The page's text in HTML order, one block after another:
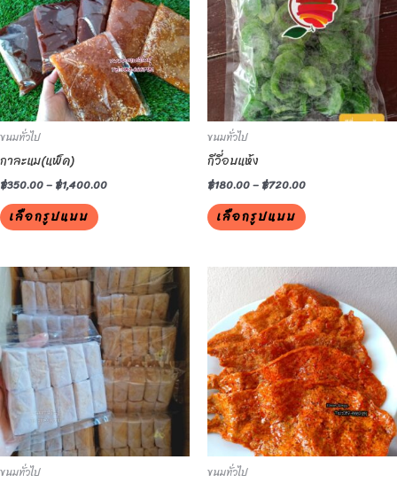
ขนมทั่วไป
กาละแม(แพ็ค)
฿350.00–฿1,400.00
เลือกรูปแบบ
multiple
variants.
The
options
may
be
the
product
page
ขนมทั่วไป
กีวี่อบแห้ง
฿180.00–฿720.00
เลือกรูปแบบ
multiple
variants.
The
options
may
be
the
product
page
ขนมทั่วไป
This
product
has
multiple
variants.
The
options
may
be
ขนมทั่วไป
This
product
has
multiple
variants.
The
options
may
be